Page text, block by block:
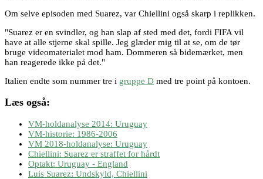
Om selve episoden med Suarez, var Chiellini også skarp i replikken.
"Suarez er en svindler, og han slap af sted med det, fordi FIFA vil
have at alle stjerne skal spille. Jeg glæder mig til at se, om de tør
bruge videomaterialet mod ham. Dommeren så bidemærket, men
han reagerede ikke på det."
Italien endte som nummer tre i gruppe D med tre point på kontoen.
Læs også:
VM-holdanalyse 2014: Uruguay
VM-historie: 1986-2006
VM 2018-holdanalyse: Uruguay
Chiellini: Suarez er straffet for hårdt
Optakt: Uruguay - England
Luis Suarez: Undskyld, Chiellini